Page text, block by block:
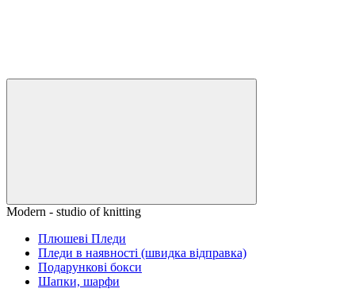
Modern - studio of knitting
Плюшеві Пледи
Пледи в наявності (швидка відправка)
Подарункові бокси
Шапки, шарфи